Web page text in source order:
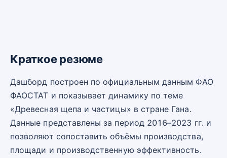
Краткое резюме
Дашборд построен по официальным данным ФАО
ФАОСТАТ и показывает динамику по теме
«Древесная щепа и частицы» в стране Гана.
Данные представлены за период 2016–2023 гг. и
позволяют сопоставить объёмы производства,
площади и производственную эффективность.